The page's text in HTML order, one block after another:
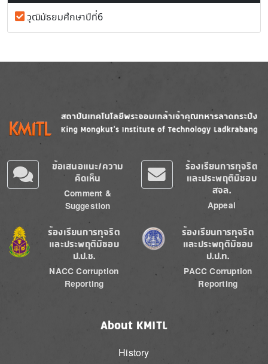
วุฒิมัธยมศึกษาปีที่6
Image
ข้อเสนอแนะ/ความ
คิดเห็น
Comment &
Suggestion
ร้องเรียนการทุจริต
และประพฤติมิชอบ
สจล.
Appeal
Image
ร้องเรียนการทุจริต
และประพฤติมิชอบ
ป.ป.ช.
NACC Corruption
Reporting
Image
ร้องเรียนการทุจริต
และประพฤติมิชอบ
ป.ป.ท.
PACC Corruption
Reporting
About KMITL
History